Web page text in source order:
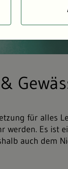
für alles
werden. Es ist
auch dem